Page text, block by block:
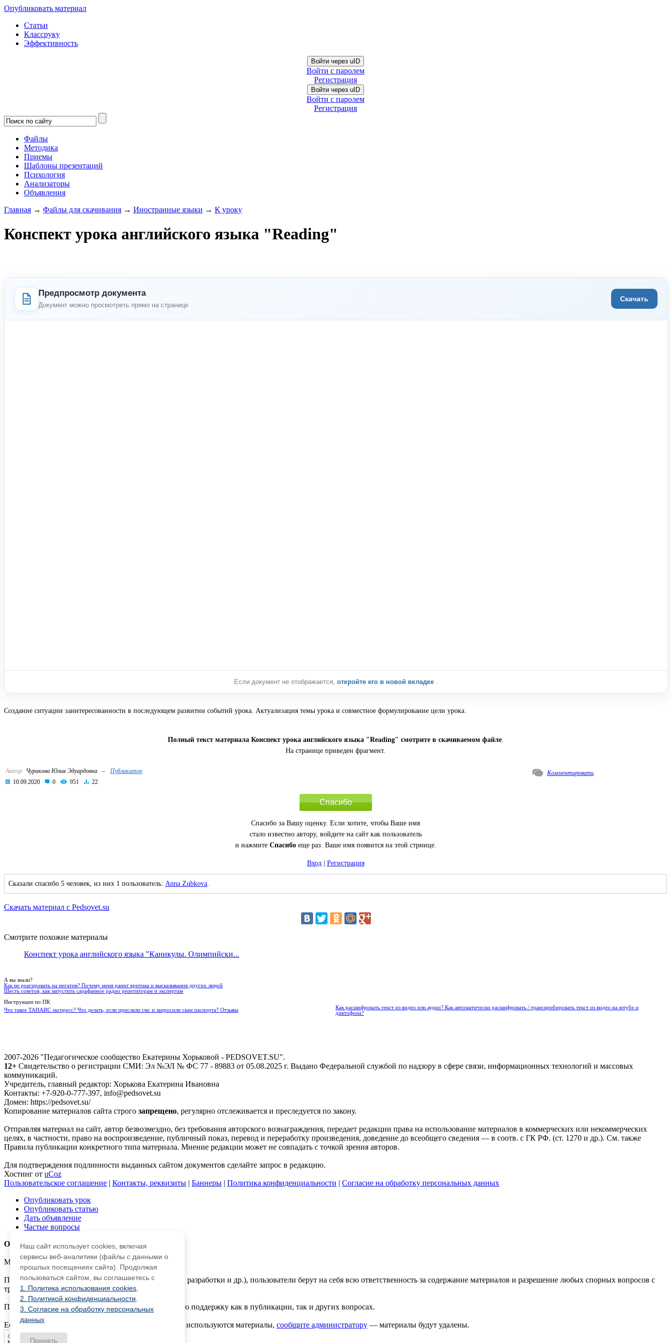
Опубликовать материал
Статьи
Классруку
Эффективность
Войти через uID
Войти с паролем
Регистрация
Войти через uID
Войти с паролем
Регистрация
Файлы
Методика
Приемы
Шаблоны презентаций
Психология
Анализаторы
Объявления
Главная → Файлы для скачивания → Иностранные языки → К уроку
Конспект урока английского языка "Reading"
Предпросмотр документа
Документ можно просмотреть прямо на странице
Скачать
Если документ не отображается, откройте его в новой вкладке
Создание ситуации заинтересованности в последующем развитии событий урока. Актуализация темы урока и совместное формулирование цели урока.
Полный текст материала Конспект урока английского языка "Reading" смотрите в скачиваемом файле.
На странице приведен фрагмент.
Автор: Чуракова Юлия Эдуардовна →
Публикатор
10.09.2020
0 951 22
Комментировать
Спасибо
Спасибо за Вашу оценку. Если хотите, чтобы Ваше имя
стало известно автору, войдите на сайт как пользователь
и нажмите Спасибоеще раз. Ваше имя появится на этой стрнице.
Вход| Регистрация
Сказали спасибо 5 человек, из них 1 пользователь: Anna Zubkova
Скачать материал с Pedsovet.su
Смотрите похожие материалы
Конспект урока английского языка "Каникулы. Олимпийски...
А вы знали?
Как не реагировать на негатив? Почему меня ранит критика и высказывания других людей
Шесть советов, как запустить сарафанное радио репетиторам и экспертам
Инструкции по ПК
Что такое ТАНАИС экспресс? Что делать, если прислали смс и запросили скан паспорта? Отзывы
Как расшифровать текст из видео или аудио? Как автоматически расшифровать / транскрибировать текст из видео на ютубе и
диктофона?
2007-2026 "Педагогическое сообщество Екатерины Хорьковой - PEDSOVET.SU".
12+ Свидетельство о регистрации СМИ: Эл №ЭЛ № ФС 77 - 89883 от 05.08.2025 г. Выдано Федеральной службой по надзору в сфере связи, информационных технологий и массовых
коммуникаций.
Учредитель, главный редактор: Хорькова Екатерина Ивановна
Контакты: +7-920-0-777-397, info@pedsovet.su
Домен: https://pedsovet.su/
Копирование материалов сайта строго запрещено, регулярно отслеживается и преследуется по закону.
Отправляя материал на сайт, автор безвозмездно, без требования авторского вознаграждения, передает редакции права на использование материалов в коммерческих или некоммерческих
целях, в частности, право на воспроизведение, публичный показ, перевод и переработку произведения, доведение до всеобщего сведения — в соотв. с ГК РФ. (ст. 1270 и др.). См. также
Правила публикации конкретного типа материала. Мнение редакции может не совпадать с точкой зрения авторов.
Для подтверждения подлинности выданных сайтом документов сделайте запрос в редакцию.
Хостинг от uCoz
Пользовательское соглашение | Контакты, реквизиты | Баннеры | Политика конфиденциальности | Согласие на обработку персональных данных
Опубликовать урок
Опубликовать статью
Дать объявление
Частые вопросы
О работе с сайтом
Мы используем cookie.
Публикуя материалы на сайте (комментарии, статьи, разработки и др.), пользователи берут на себя всю ответственность за содержание материалов и разрешение любых спорных вопросов с
третьми лицами.
При этом редакция сайта готова оказывать всяческую поддержку как в публикации, так и других вопросах.
Если вы обнаружили, что на нашем сайте незаконно используются материалы, сообщите администратору — материалы будут удалены.
Наш сайт использует cookies, включая
сервисы веб-аналитики (файлы с данными о
прошлых посещениях сайта). Продолжая
пользоваться сайтом, вы соглашаетесь с
1. Политика использования cookies
2. Политикой конфиденциальности
3. Согласие на обработку персональных
данных
Принять